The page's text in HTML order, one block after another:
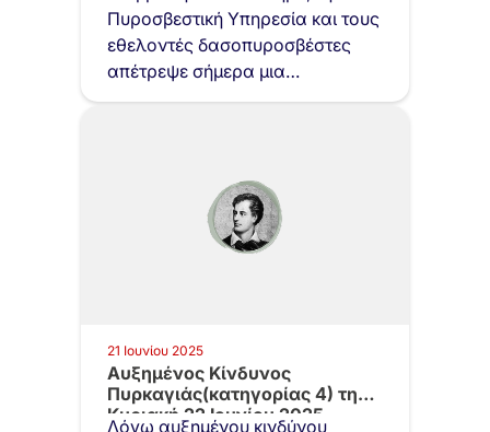
Πυροσβεστική Υπηρεσία και τους
εθελοντές δασοπυροσβέστες
απέτρεψε σήμερα μια
ανυπολόγιστη…
21 Ιουνίου 2025
Αυξημένος Κίνδυνος
Πυρκαγιάς(κατηγορίας 4) την
Κυριακή 22 Ιουνίου 2025
Λόγω αυξημένου κινδύνου